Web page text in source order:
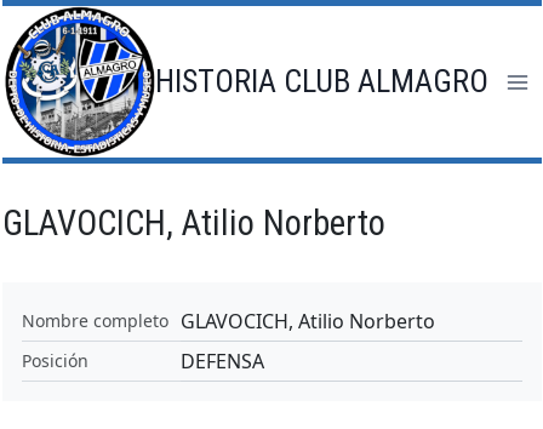
Saltar
al
contenido
HISTORIA CLUB ALMAGRO
GLAVOCICH, Atilio Norberto
Nombre completo GLAVOCICH, Atilio Norberto
Posición DEFENSA